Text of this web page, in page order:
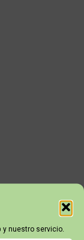
nuestro servicio.